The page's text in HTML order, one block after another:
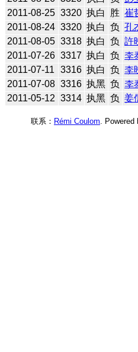
2011-08-25 3320 执白 胜 崔
2011-08-24 3320 执白 负 孔
2011-08-05 3318 执白 负 許
2011-07-26 3317 执白 负 李
2011-07-11
3316 执白 负 李
2011-07-08 3316 执黑 负 李
2011-05-12 3314 执黑 负 姜
联系： Rémi Coulom . Powered